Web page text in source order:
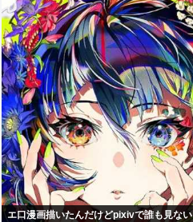
エ口漫画描いたんだけどpixivで誰も見ない